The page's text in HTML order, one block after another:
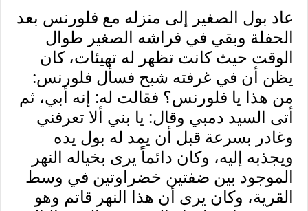
عاد بول الصغير إلى منزله مع فلورنس بعد
الحفلة وبقي في فراشه الصغير طوال
الوقت حيث كانت تظهر له تهيئات، كان
يظن أن في غرفته شبح فسأل فلورنس:
من هذا يا فلورنس؟ فقالت له: إنه أبي، ثم
أتى السيد دمبي وقال: يا بني ألا تعرفني
وغادر بسرعة قبل أن يمد له بول يده
ويجذبه إليه، وكان دائماً يرى بخياله النهر
الموجود بين ضفتين خضراوتين في وسط
القرية، وكان يرى أن هذا النهر قاتم وهو